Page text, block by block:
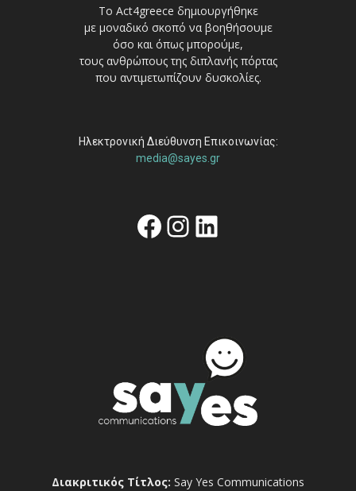
Το Act4greece δημιουργήθηκε
με μοναδικό σκοπό να βοηθήσουμε
όσο και όπως μπορούμε,
τους ανθρώπους της διπλανής πόρτας
που αντιμετωπίζουν δυσκολίες.
Ηλεκτρονική Διεύθυνση Επικοινωνίας:
media@sayes.gr
Facebook
Instagram
Linkedin
Διακριτικός Τίτλος: Say Yes Communications